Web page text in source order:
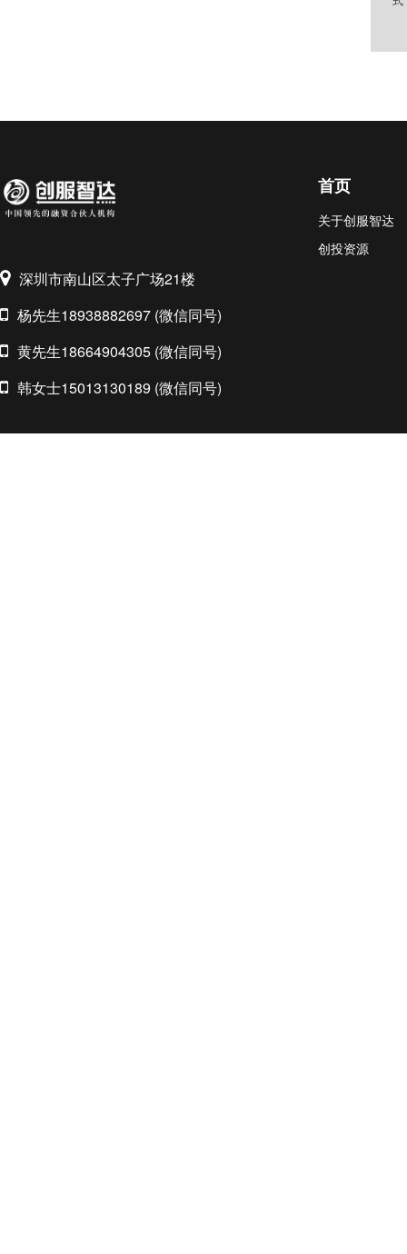
深圳市南山区太子广场21楼
杨先生18938882697 (微信同号)
黄先生18664904305 (微信同号)
韩女士15013130189 (微信同号)
首页
关于创服智达
创投资源